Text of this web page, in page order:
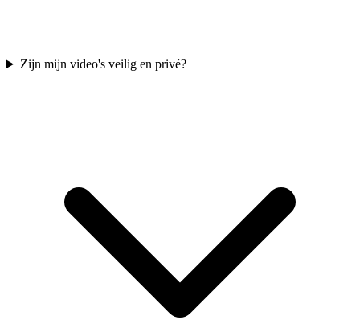
Zijn mijn video's veilig en privé?